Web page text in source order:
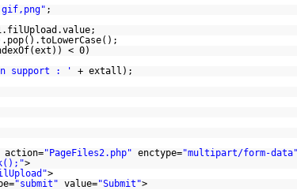
;
< 0)
support : '
+ extall);
action="PageFiles2.php" enctype="multipart/form-
>
>
"submit" value="Submit">